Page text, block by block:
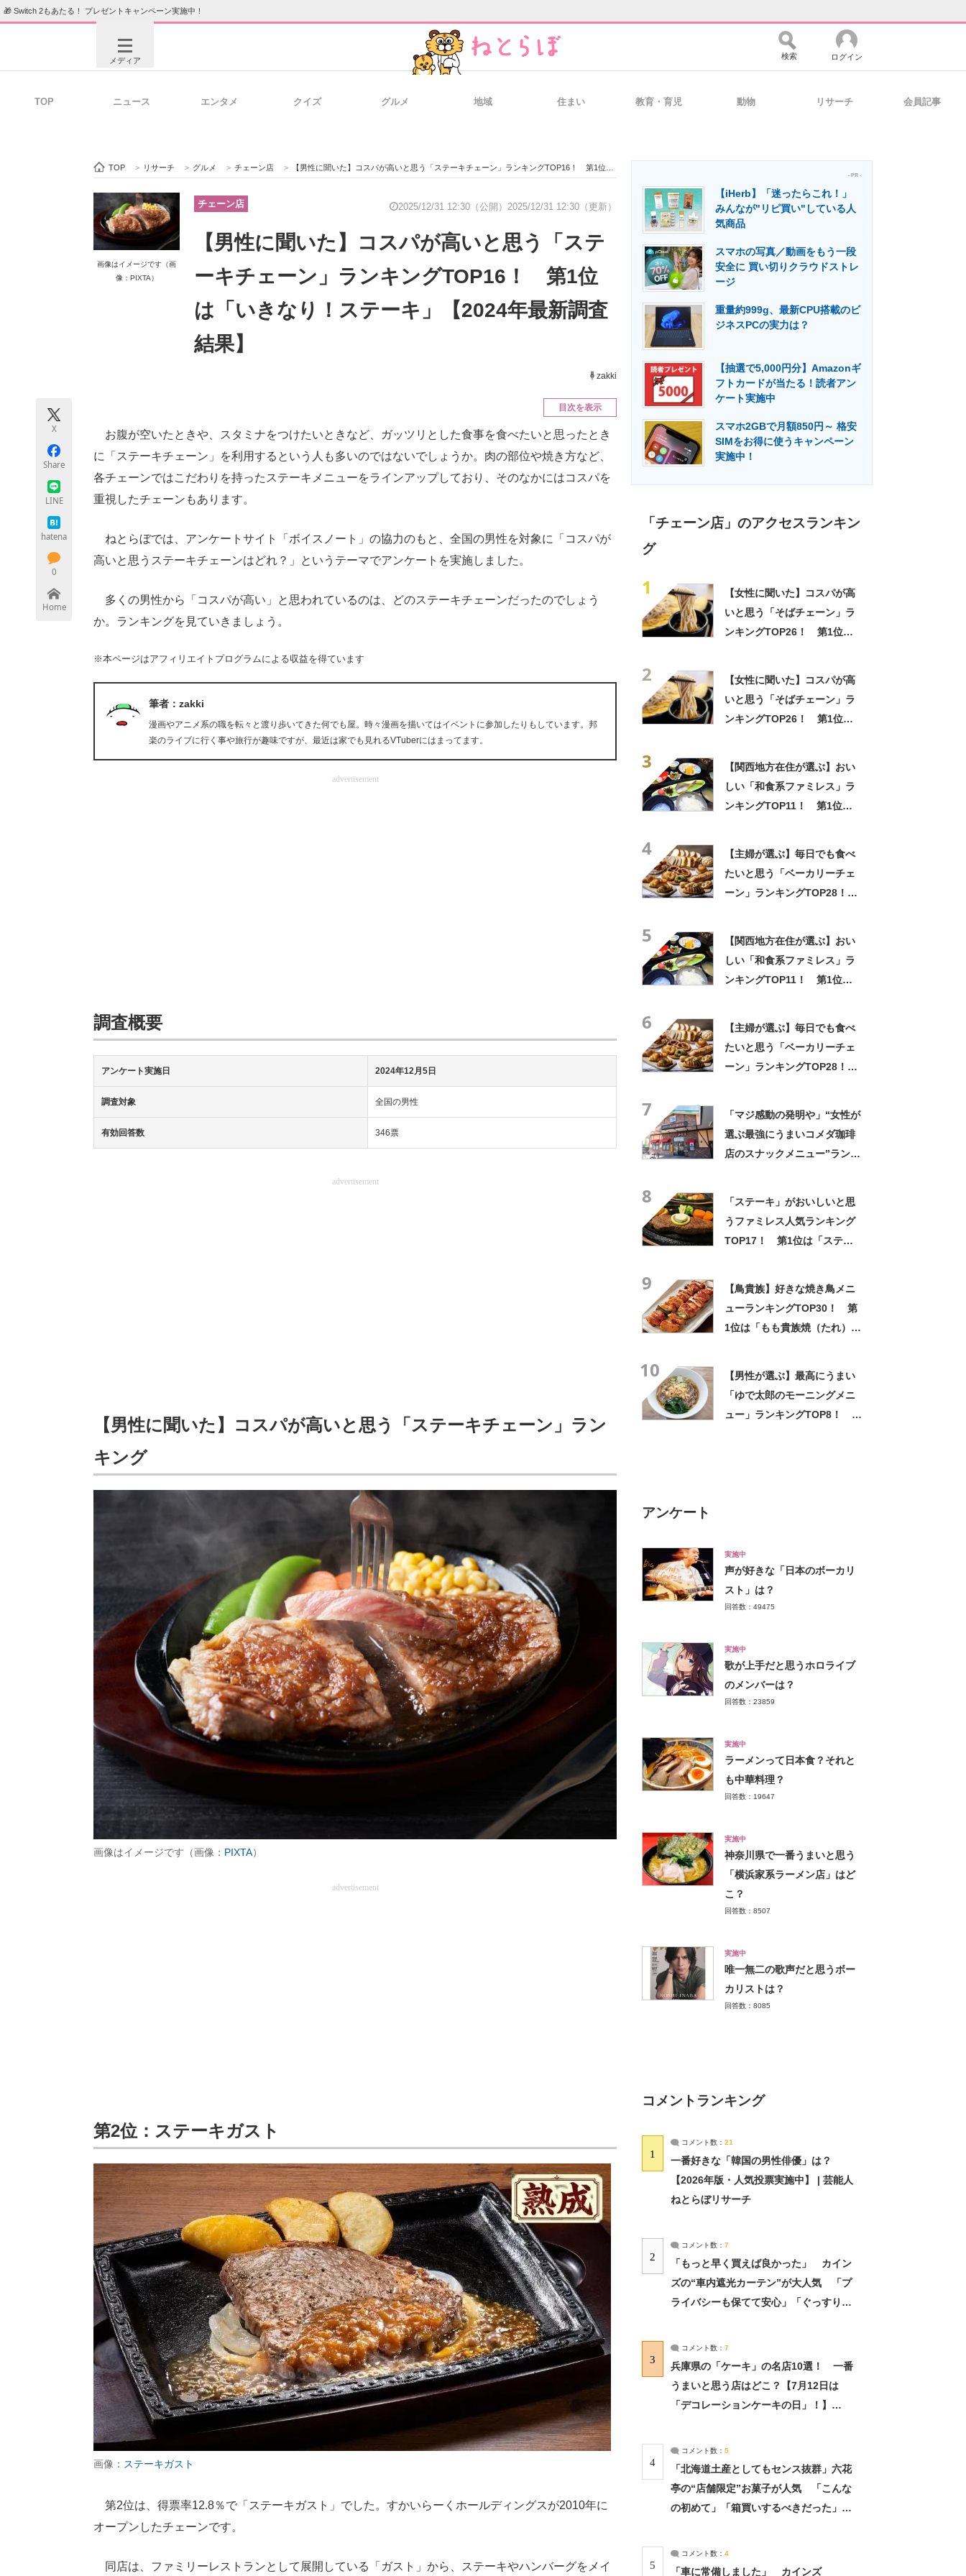
🎁 Switch 2もあたる！ プレゼントキャンペーン実施中！
メディア
ビジネスと働き方のヒント 経営リーダーのコミュニティ マーケ×ITの今がよく分かる
ITエンジニア向け専門サイト 製造業のIT導入・活用を支援
モノづくり技術者専門サイト エネルギーの専門メディア 建設×テクノロジーの最前線
検索 ログイン
TOP ニュース エンタメ クイズ グルメ 地域 住まい 教育・育児 動物 リサーチ 会員記事
TOP > リサーチ > グルメ > チェーン店 > 【男性に聞いた】コスパが高いと思う「ステーキチェーン」ランキングTOP16！ 第1位は「いきなり！ステーキ」【2024年最新調査結果】
画像はイメージです（画
像：PIXTA）
チェーン店 2025/12/31 12:30（公開） 2025/12/31 12:30（更新）
【男性に聞いた】コスパが高いと思う「ステ
ーキチェーン」ランキングTOP16！ 第1位
は「いきなり！ステーキ」【2024年最新調査
結果】
zakki
X
Share
LINE
hatena
0
Home
目次を表示
お腹が空いたときや、スタミナをつけたいときなど、ガッツリとした食事を食べたいと思ったとき
に「ステーキチェーン」を利用するという人も多いのではないでしょうか。肉の部位や焼き方など、
各チェーンではこだわりを持ったステーキメニューをラインアップしており、そのなかにはコスパを
重視したチェーンもあります。
ねとらぼでは、アンケートサイト「ボイスノート」の協力のもと、全国の男性を対象に「コスパが
高いと思うステーキチェーンはどれ？」というテーマでアンケートを実施しました。
多くの男性から「コスパが高い」と思われているのは、どのステーキチェーンだったのでしょう
か。ランキングを見ていきましょう。
※本ページはアフィリエイトプログラムによる収益を得ています
筆者：zakki
漫画やアニメ系の職を転々と渡り歩いてきた何でも屋。時々漫画を描いてはイベントに参加したりもしています。邦
楽のライブに行く事や旅行が趣味ですが、最近は家でも見れるVTuberにはまってます。
advertisement
調査概要
アンケート実施日 2024年12月5日
調査対象 全国の男性
有効回答数 346票
advertisement
【男性に聞いた】コスパが高いと思う「ステーキチェーン」ラン
キング
画像はイメージです（画像： PIXTA）
advertisement
第2位：ステーキガスト
画像： ステーキガスト
第2位は、得票率12.8％で「ステーキガスト」でした。すかいらーくホールディングスが2010年に
オープンしたチェーンです。
同店は、ファミリーレストランとして展開している「ガスト」から、ステーキやハンバーグをメイ
- PR -
【iHerb】「迷ったらこれ！」
みんなが"リピ買い"している人
気商品
スマホの写真／動画をもう一段
安全に 買い切りクラウドストレ
ージ
重量約999g、最新CPU搭載のビ
ジネスPCの実力は？
【抽選で5,000円分】Amazonギ
フトカードが当たる！読者アン
ケート実施中
スマホ2GBで月額850円～ 格安
SIMをお得に使うキャンペーン
実施中！
「チェーン店」のアクセスランキン
グ
1
【女性に聞いた】コスパが高
いと思う「そばチェーン」ラ
ンキングTOP26！ 第1位は
2
【女性に聞いた】コスパが高
いと思う「そばチェーン」ラ
ンキングTOP26！ 第1位は
3
【関西地方在住が選ぶ】おい
しい「和食系ファミレス」ラ
ンキングTOP11！ 第1位は
4
【主婦が選ぶ】毎日でも食べ
たいと思う「ベーカリーチェ
ーン」ランキングTOP28！
5
【関西地方在住が選ぶ】おい
しい「和食系ファミレス」ラ
ンキングTOP11！ 第1位は
6
【主婦が選ぶ】毎日でも食べ
たいと思う「ベーカリーチェ
ーン」ランキングTOP28！
7
「マジ感動の発明や」“女性が
選ぶ最強にうまいコメダ珈琲
店のスナックメニュー”ランキ
8
「ステーキ」がおいしいと思
うファミレス人気ランキング
TOP17！ 第1位は「ステー
9
【鳥貴族】好きな焼き鳥メニ
ューランキングTOP30！ 第
1位は「もも貴族焼（たれ）」
10
【男性が選ぶ】最高にうまい
「ゆで太郎のモーニングメニ
ュー」ランキングTOP8！ 第
アンケート
実施中
声が好きな「日本のボーカリ
スト」は？
回答数：49475
実施中
歌が上手だと思うホロライブ
のメンバーは？
回答数：23859
実施中
ラーメンって日本食？それと
も中華料理？
回答数：19647
実施中
神奈川県で一番うまいと思う
「横浜家系ラーメン店」はど
こ？
回答数：8507
実施中
唯一無二の歌声だと思うボー
カリストは？
回答数：8085
コメントランキング
1
コメント数： 21
一番好きな「韓国の男性俳優」は？
【2026年版・人気投票実施中】 | 芸能人
ねとらぼリサーチ
2
コメント数： 7
「もっと早く買えば良かった」 カイン
ズの“車内遮光カーテン”が大人気 「プ
ライバシーも保てて安心」「ぐっすり眠
3
コメント数： 7
兵庫県の「ケーキ」の名店10選！ 一番
うまいと思う店はどこ？【7月12日は
「デコレーションケーキの日」！】
4
コメント数： 5
「北海道土産としてもセンス抜群」六花
亭の“店舗限定”お菓子が人気 「こんな
の初めて」「箱買いするべきだった」
5
コメント数： 4
「車に常備しました」 カインズ